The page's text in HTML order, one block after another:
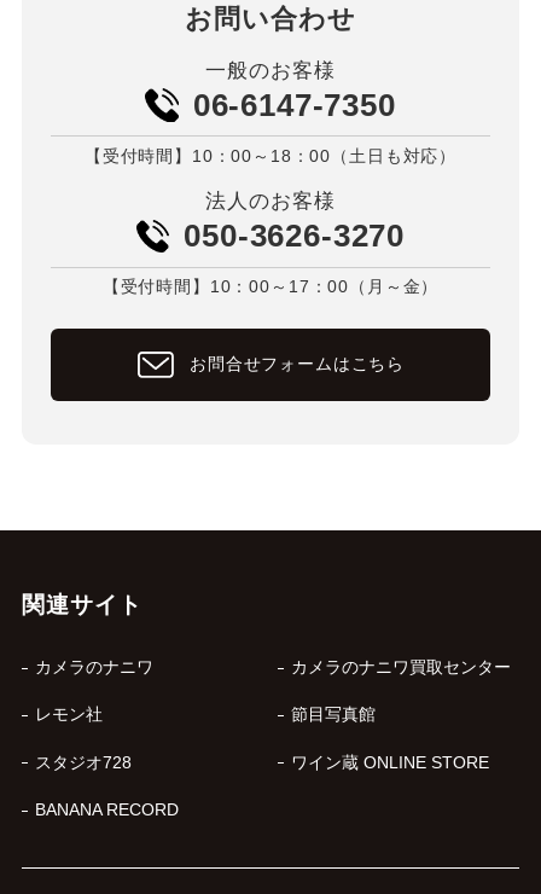
お問い合わせ
一般のお客様
06-6147-7350
【受付時間】10：00～18：00（土日も対応）
法人のお客様
050-3626-3270
【受付時間】10：00～17：00（月～金）
お問合せフォームはこちら
関連サイト
カメラのナニワ カメラのナニワ買取センター
レモン社 節目写真館
スタジオ728 ワイン蔵 ONLINE STORE
BANANA RECORD